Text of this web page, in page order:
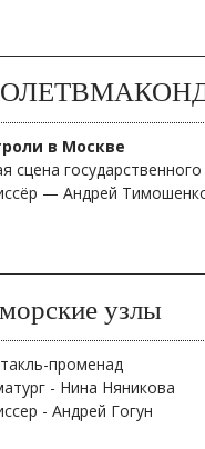
в Москве
сцена
— Андрей
узлы
променад
- Нина Няникова
- Андрей Гогун